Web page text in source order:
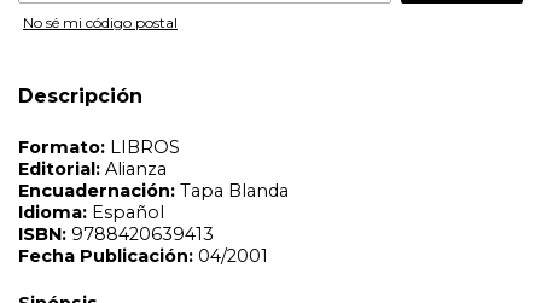
No sé mi código postal
Descripción